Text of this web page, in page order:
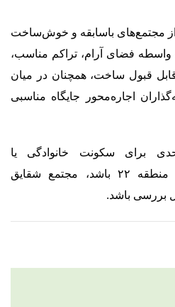
مجتمع‌های باسابقه و خوش‌ساخت
که به واسطه فضای آرام، تراکم مناسب،
قبول ساخت، همچنان در میان
اجاره‌محور جایگاه مناسبی
برای سکونت خانوادگی یا
سرمایه‌گذاری کم‌ریسک در منطقه ۲۲ باشد، مجتمع شقایق
بررسی باشد.